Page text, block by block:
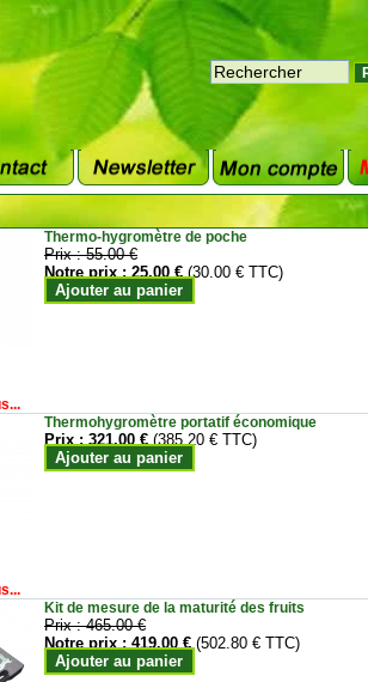
Thermo-hygromètre de poche
Prix :55.00 €
Notre prix :25.00 € (30.00 € TTC)
Ajouter au panier
Thermohygromètre portatif économique
Prix :321.00 € (385.20 € TTC)
Ajouter au panier
Kit de mesure de la maturité des fruits
Prix :465.00 €
Notre prix :419.00 € (502.80 € TTC)
Ajouter au panier